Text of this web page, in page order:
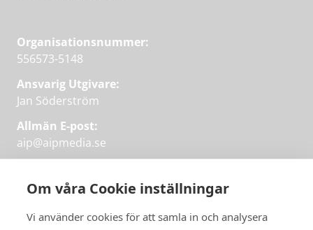
Om våra Cookie inställningar
Vi använder cookies för att samla in och analysera
Organisationsnummer:
556573-5148
Ansvarig Utgivare:
Jan Söderström
Allmän E-post:
aip@aipmedia.se
aip@flowyinfo.seeller 08-1210 60 40.
Instagram
LinkedIn
Twitter
Facebook